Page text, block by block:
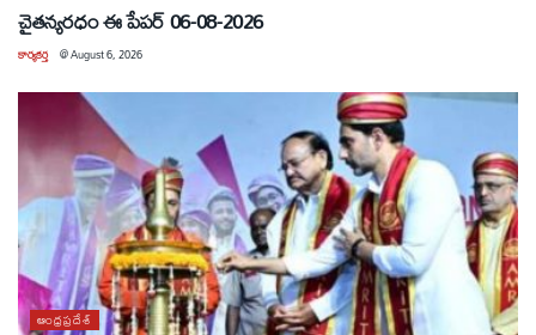
చైతన్యరధం ఈ పేపర్ 06-08-2026
కార్యకర్త @August 6, 2026
ఆంధ్రప్రదేశ్